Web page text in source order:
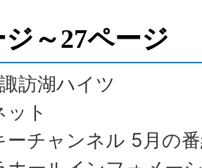
ジ～27ページ
訪湖ハイツ
ット
ーチャンネル 5月の